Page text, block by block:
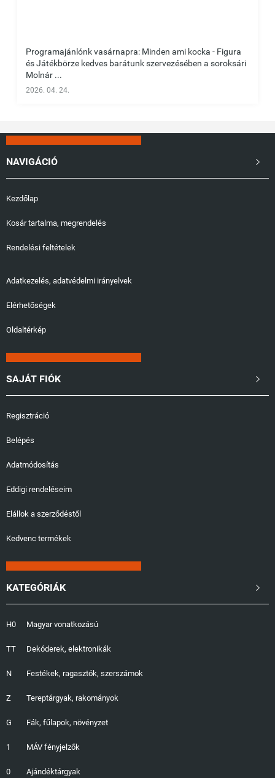
Programajánlónk vasárnapra: Minden ami kocka - Figura
és Játékbörze kedves barátunk szervezésében a soroksári
Molnár ...
2026. 04. 24.
NAVIGÁCIÓ 
Kezdőlap
Kosár tartalma, megrendelés
Rendelési feltételek
Adatkezelés, adatvédelmi irányelvek
Elérhetőségek
Oldaltérkép
SAJÁT FIÓK 
Regisztráció
Belépés
Adatmódosítás
Eddigi rendeléseim
Elállok a szerződéstől
Kedvenc termékek
KATEGÓRIÁK 
H0
TT
N
Z
G
1
0
Magyar vonatkozású
Dekóderek, elektronikák
Festékek, ragasztók, szerszámok
Tereptárgyak, rakományok
Fák, fűlapok, növényzet
MÁV fényjelzők
Ajándéktárgyak